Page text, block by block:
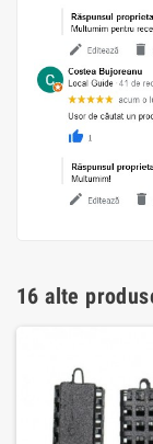
16 alte